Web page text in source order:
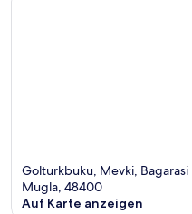
Golturkbuku, Mevki,
Mugla, 48400
Auf Karte anzeigen